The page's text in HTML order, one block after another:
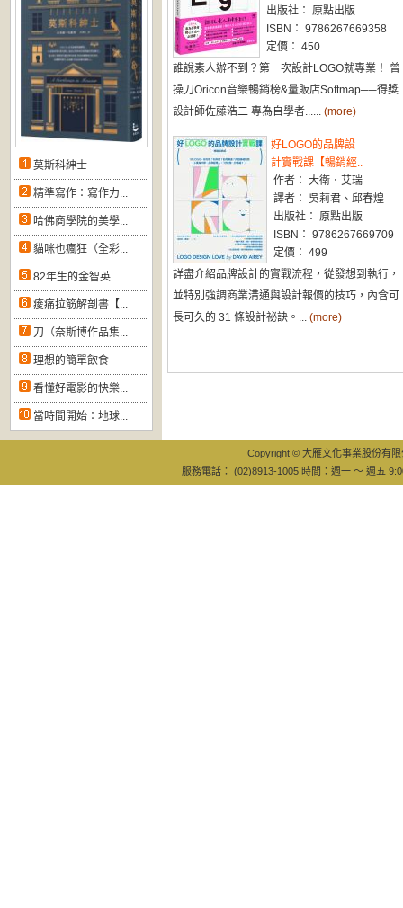
莫斯科紳士
精準寫作：寫作力...
哈佛商學院的美學...
貓咪也瘋狂（全彩...
82年生的金智英
痠痛拉筋解剖書【...
刀（奈斯博作品集...
理想的簡單飲食
看懂好電影的快樂...
當時間開始：地球...
出版社： 原點出版
ISBN： 9786267669358
定價： 450
誰說素人辦不到？第一次設計LOGO就專業！ 曾
操刀Oricon音樂暢銷榜&量販店Softmap──得獎
設計師佐藤浩二 專為自學者...... (more)
好LOGO的品牌設
計實戰課【暢銷經..
作者： 大衛．艾瑞
譯者： 吳莉君、邱春煌
出版社： 原點出版
ISBN： 9786267669709
定價： 499
詳盡介紹品牌設計的實戰流程，從發想到執行，
並特別強調商業溝通與設計報價的技巧，內含可
長可久的 31 條設計祕訣。... (more)
Copyright © 大雁文化事業股份有
服務電話： (02)8913-1005 時間：週一 ～ 週五